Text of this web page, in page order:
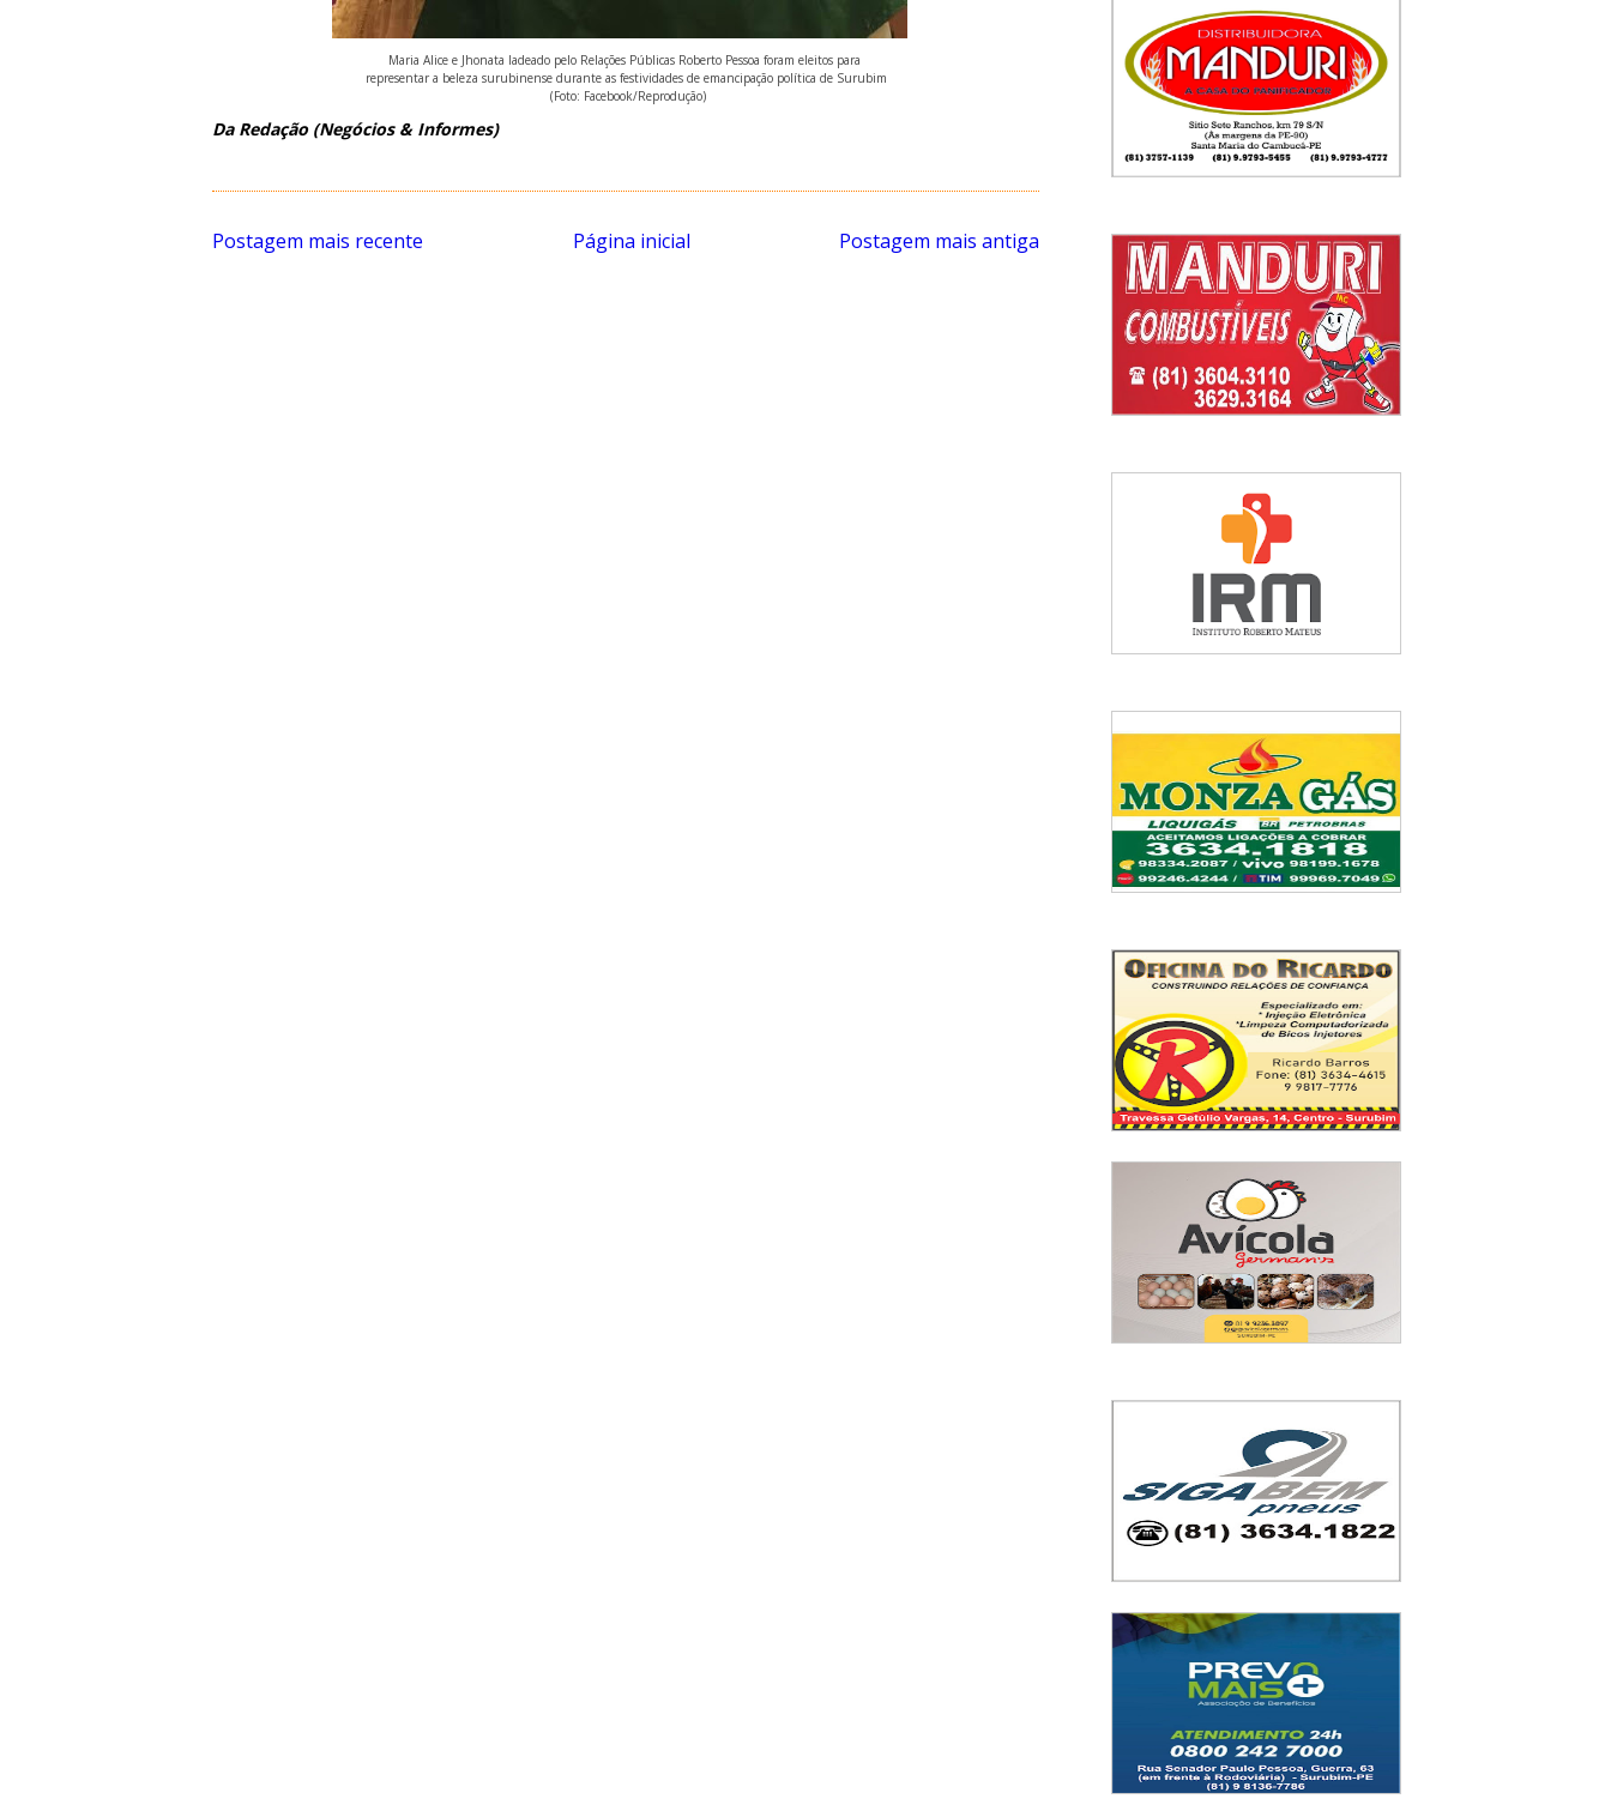
Maria Alice e Jhonata ladeado pelo Relações Públicas Roberto Pessoa foram eleitos para
representar a beleza surubinense durante as festividades de emancipação política de Surubim
(Foto: Facebook/Reprodução)
Da Redação (Negócios & Informes)
Postagem mais recente Postagem mais antiga
Página inicial